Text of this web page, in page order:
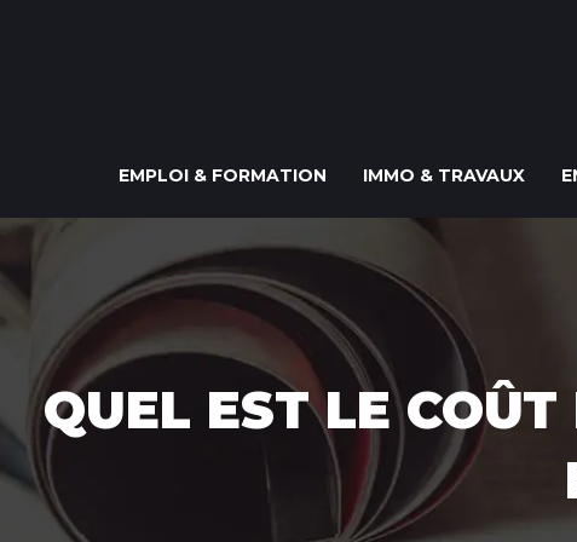
EMPLOI & FORMATION IMMO & TRAVAUX
QUEL EST LE